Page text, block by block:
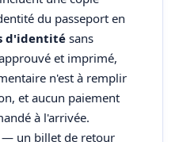
du passeport en
d'identité sans
et imprimé,
n'est à remplir
et aucun paiement
à l'arrivée.
un billet de retour